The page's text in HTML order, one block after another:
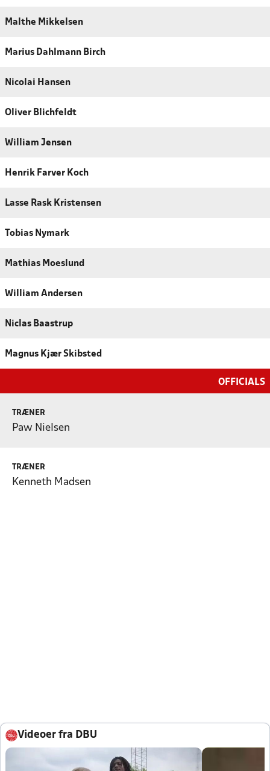
Malthe Mikkelsen
Marius Dahlmann Birch
Nicolai Hansen
Oliver Blichfeldt
William Jensen
Henrik Farver Koch
Lasse Rask Kristensen
Tobias Nymark
Mathias Moeslund
William Andersen
Niclas Baastrup
Magnus Kjær Skibsted
OFFICIALS
TRÆNER
Paw Nielsen
TRÆNER
Kenneth Madsen
Videoer fra DBU